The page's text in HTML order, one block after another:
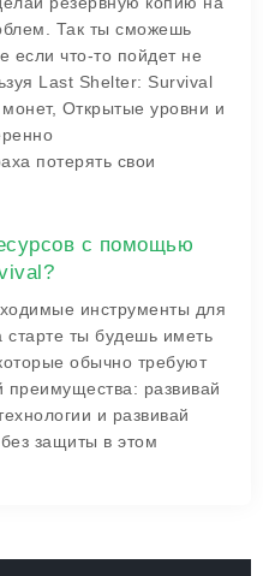
Так ты сможешь
если что-то пойдет не
Last Shelter: Survival
Открытые уровни и
потерять свои
с помощью
инструменты для
ты будешь иметь
обычно требуют
преимущества: развивай
и развивай
защиты в этом